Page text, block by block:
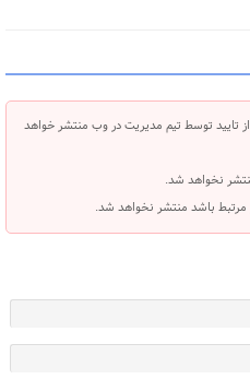
تایید توسط تیم مدیریت در وب منتشر خواهد
نخواهد شد.
مرتبط باشد منتشر نخواهد شد.